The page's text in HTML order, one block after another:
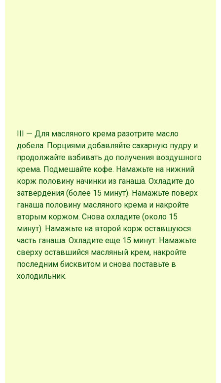
III — Для масляного крема разотрите масло
добела. Порциями добавляйте сахарную пудру и
продолжайте взбивать до получения воздушного
крема. Подмешайте кофе. Намажьте на нижний
корж половину начинки из ганаша. Охладите до
затвердения (более 15 минут). Намажьте поверх
ганаша половину масляного крема и накройте
вторым коржом. Снова охладите (около 15
минут). Намажьте на второй корж оставшуюся
часть ганаша. Охладите еще 15 минут. Намажьте
сверху оставшийся масляный крем, накройте
последним бисквитом и снова поставьте в
холодильник.